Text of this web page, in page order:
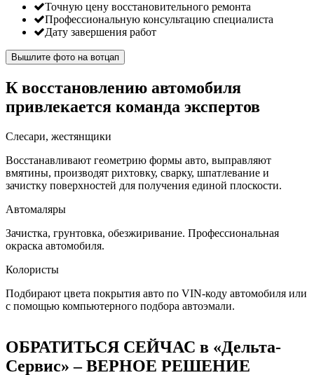
Точную цену восстановительного ремонта
Профессиональную консультацию специалиста
Дату завершения работ
Вышлите фото на вотцап
К восстановлению автомобиля
привлекается команда экспертов
Слесари, жестянщики
Восстанавливают геометрию формы авто, выправляют
вмятины, производят рихтовку, сварку, шпатлевание и
зачистку поверхностей для получения единой плоскости.
Автомаляры
Зачистка, грунтовка, обезжиривание. Профессиональная
окраска автомобиля.
Колористы
Подбирают цвета покрытия авто по VIN-коду автомобиля или
с помощью компьютерного подбора автоэмали.
ОБРАТИТЬСЯ СЕЙЧАС в «Дельта-
Сервис» – ВЕРНОЕ РЕШЕНИЕ